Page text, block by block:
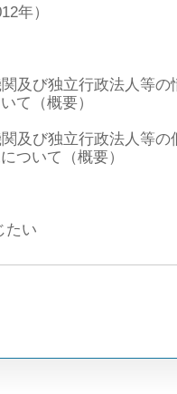
年）
及び独立行政法人等の
て（概要）
及び独立行政法人等の
ついて（概要）
たい